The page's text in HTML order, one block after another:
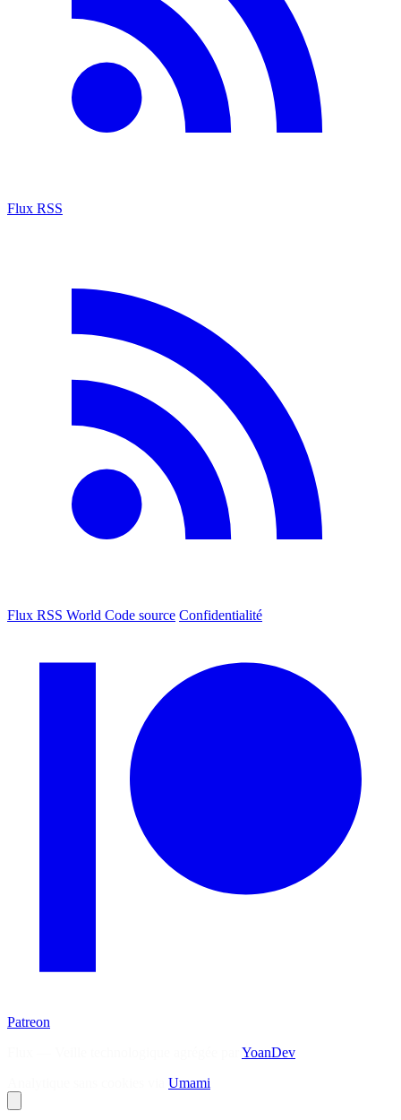
Flux RSS
Flux RSS World Code source Confidentialité
Patreon
YoanDev
Umami